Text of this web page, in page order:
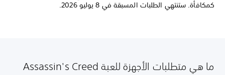
كمكافأة. ستنتهي الطلبات المسبقة في 8 يوليو 2026.
ما هي متطلبات الأجهزة للعبة Assassin's Creed